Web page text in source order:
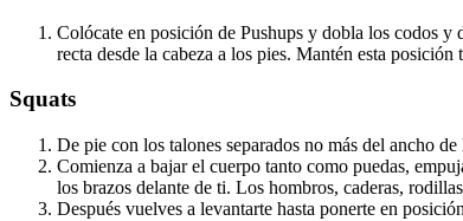
Colócate en posición de Pushups y dobla los codos y
recta desde la cabeza a los pies. Mantén esta posición
Squats
De pie con los talones separados no más del ancho
Comienza a bajar el cuerpo tanto como puedas,
los brazos delante de ti. Los hombros, caderas,
Después vuelves a levantarte hasta ponerte en